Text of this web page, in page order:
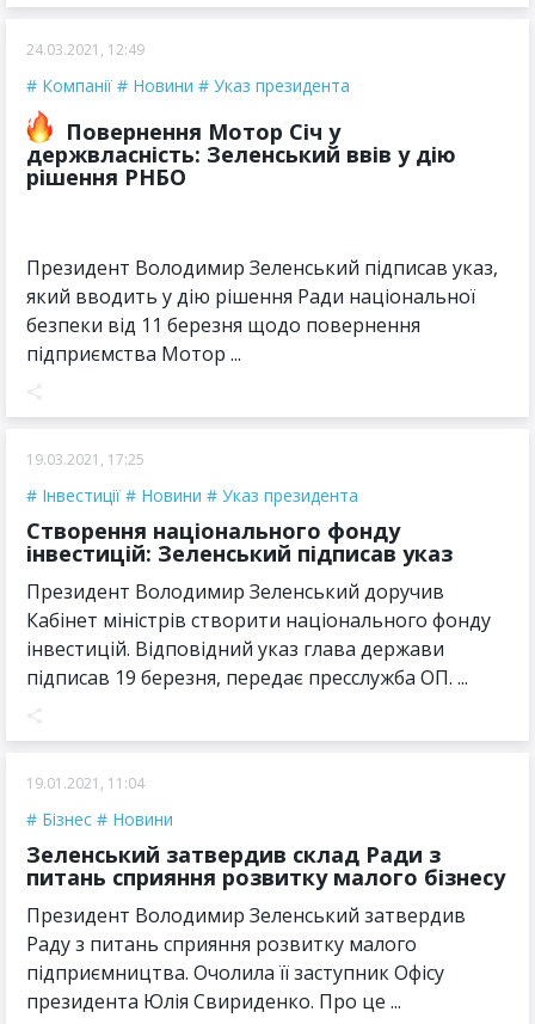
24.03.2021, 12:49
Компанії Новини Указ президента
Повернення Мотор Січ у
держвласність: Зеленський ввів у дію
рішення РНБО
Президент Володимир Зеленський підписав указ,
який вводить у дію рішення Ради національної
безпеки від 11 березня щодо повернення
підприємства Мотор ...
19.03.2021, 17:25
Інвестиції Новини Указ президента
Створення національного фонду
інвестицій: Зеленський підписав указ
Президент Володимир Зеленський доручив
Кабінет міністрів створити національного фонду
інвестицій. Відповідний указ глава держави
підписав 19 березня, передає пресслужба ОП. ...
19.01.2021, 11:04
Бізнес Новини
Зеленський затвердив склад Ради з
питань сприяння розвитку малого бізнесу
Президент Володимир Зеленський затвердив
Раду з питань сприяння розвитку малого
підприємництва. Очолила її заступник Офісу
президента Юлія Свириденко. Про це ...